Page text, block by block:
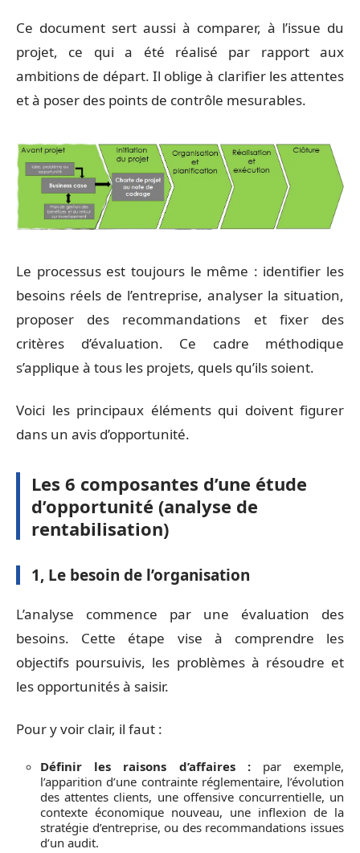
Ce document sert aussi à comparer, à l’issue du
projet, ce qui a été réalisé par rapport aux
ambitions de départ. Il oblige à clarifier les attentes
et à poser des points de contrôle mesurables.
Le processus est toujours le même : identifier les
besoins réels de l’entreprise, analyser la situation,
proposer des recommandations et fixer des
critères d’évaluation. Ce cadre méthodique
s’applique à tous les projets, quels qu’ils soient.
Voici les principaux éléments qui doivent figurer
dans un avis d’opportunité.
Les 6 composantes d’une étude
d’opportunité (analyse de
rentabilisation)
1, Le besoin de l’organisation
L’analyse commence par une évaluation des
besoins. Cette étape vise à comprendre les
objectifs poursuivis, les problèmes à résoudre et
les opportunités à saisir.
Pour y voir clair, il faut :
Définir les raisons d’affaires :par exemple,
l’apparition d’une contrainte réglementaire, l’évolution
des attentes clients, une offensive concurrentielle, un
contexte économique nouveau, une inflexion de la
stratégie d’entreprise, ou des recommandations issues
d’un audit.